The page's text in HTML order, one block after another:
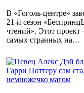
В «Гоголь-центре»
21-й сезон
чтений». Этот
самых странных на…